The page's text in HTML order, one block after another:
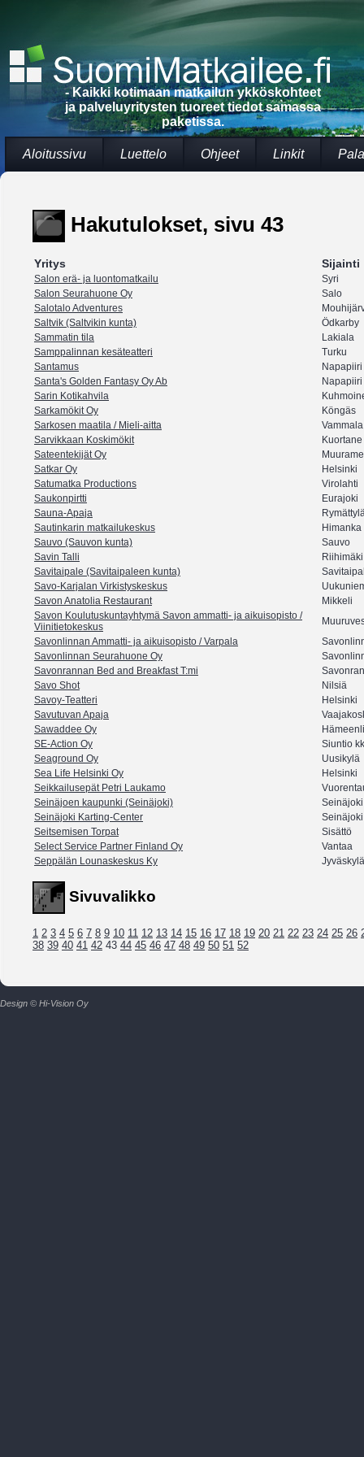
- Kaikki kotimaan matkailun ykköskohteet
ja palveluyritysten tuoreet tiedot samassa
paketissa.
Aloitussivu Luettelo Ohjeet Linkit
Hakutulokset, sivu 43
Yritys Sijainti
Salon erä- ja luontomatkailu
Syri
Salon Seurahuone Oy
Salo
Salotalo Adventures
Saltvik (Saltvikin kunta)
Ödkarby
Sammatin tila
Lakiala
Samppalinnan kesäteatteri
Turku
Santamus
Napapiiri
Santa's Golden Fantasy Oy Ab
Sarin Kotikahvila
Sarkamökit Oy
Köngäs
Sarkosen maatila / Mieli-aitta
Vammala
Sarvikkaan Koskimökit
Kuortane
Sateentekijät Oy
Muurame
Satkar Oy
Helsinki
Satumatka Productions
Virolahti
Saukonpirtti
Eurajoki
Sauna-Apaja
Sautinkarin matkailukeskus
Himanka
Sauvo (Sauvon kunta)
Sauvo
Savin Talli
Riihimäki
Savitaipale (Savitaipaleen kunta)
Savo-Karjalan Virkistyskeskus
Savon Anatolia Restaurant
Mikkeli
Savon Koulutuskuntayhtymä Savon ammatti- ja aikuisopisto /
Viinitietokeskus
Savonlinnan Ammatti- ja aikuisopisto / Varpala
Savonlinnan Seurahuone Oy
Savonrannan Bed and Breakfast T:mi
Savo Shot
Nilsiä
Savoy-Teatteri
Helsinki
Savutuvan Apaja
Sawaddee Oy
SE-Action Oy
Siuntio kk
Seaground Oy
Uusikylä
Sea Life Helsinki Oy
Helsinki
Seikkailusepät Petri Laukamo
Seinäjoen kaupunki (Seinäjoki)
Seinäjoki
Seinäjoki Karting-Center
Seinäjoki
Seitsemisen Torpat
Sisättö
Select Service Partner Finland Oy
Vantaa
Seppälän Lounaskeskus Ky
Jyväskylä
Sivuvalikko
1 2 3 4 5 6 7 8 9 10 11 12 13 14 15 16 17 18 19 20 21 22 23 24 25 26
38 39 40 41 42 43 44 45 46 47 48 49 50 51 52
Design © Hi-Vision Oy